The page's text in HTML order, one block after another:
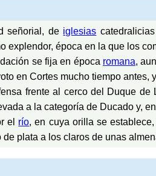
señorial, de iglesias
explendor, época en la que los
se fija en época romana,
en Cortes mucho tiempo
frente al cerco del Duque
a la categoría de Ducado y,
el río, en cuya orilla se
de plata a los claros de unas